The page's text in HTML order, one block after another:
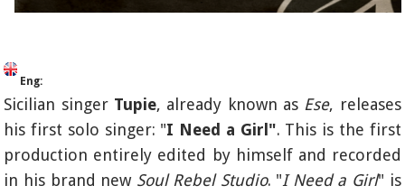
Eng:
Sicilian singer Tupie, already known as Ese, releases
his first solo singer: "I Need a Girl". This is the first
production entirely edited by himself and recorded
in his brand new Soul Rebel Studio. "I Need a Girl" is